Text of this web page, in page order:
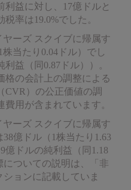
益に対し、17億ドルと
率は19.0%でした。
ーズ スクイブに帰属す
当たり0.04ドル）でし
益（同0.87ドル））。
格の会計上の調整による
CVR）の公正価値の調
用が含まれています。
ーズ スクイブに帰属す
億ドル（1株当たり1.63
億ドルの純利益（同1.18
についての説明は、「非
ョンに記載していま